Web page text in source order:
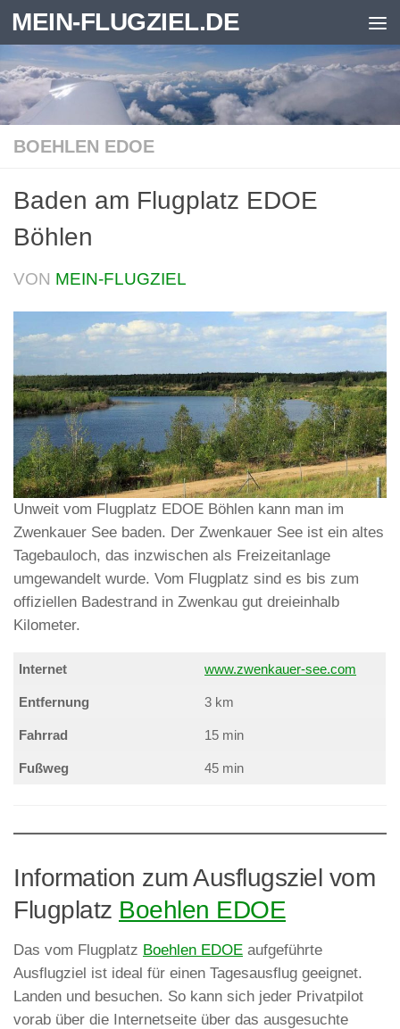
Zum Inhalt springen
MEIN-FLUGZIEL.DE
BOEHLEN EDOE
Baden am Flugplatz EDOE
Böhlen
VON MEIN-FLUGZIEL
Unweit vom Flugplatz EDOE Böhlen kann man im
Zwenkauer See baden. Der Zwenkauer See ist ein altes
Tagebauloch, das inzwischen als Freizeitanlage
umgewandelt wurde. Vom Flugplatz sind es bis zum
offiziellen Badestrand in Zwenkau gut dreieinhalb
Kilometer.
Internet www.zwenkauer-see.com
Entfernung 3 km
Fahrrad 15 min
Fußweg 45 min
Information zum Ausflugsziel vom
Flugplatz Boehlen EDOE
Das vom Flugplatz Boehlen EDOE aufgeführte
Ausflugziel ist ideal für einen Tagesausflug geeignet.
Landen und besuchen. So kann sich jeder Privatpilot
vorab über die Internetseite über das ausgesuchte